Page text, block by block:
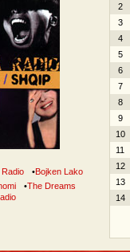
Radio •Bojken Lako
•The Dreams
2
3
4
5
6
7
8
9
10
11
12
13
14